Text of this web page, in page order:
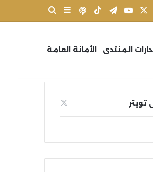
فيسبوك يوتيوبتيلقرام‫TikTokبودكاستإضافة عمود
المنتدى الأمانة العامة
تويتر